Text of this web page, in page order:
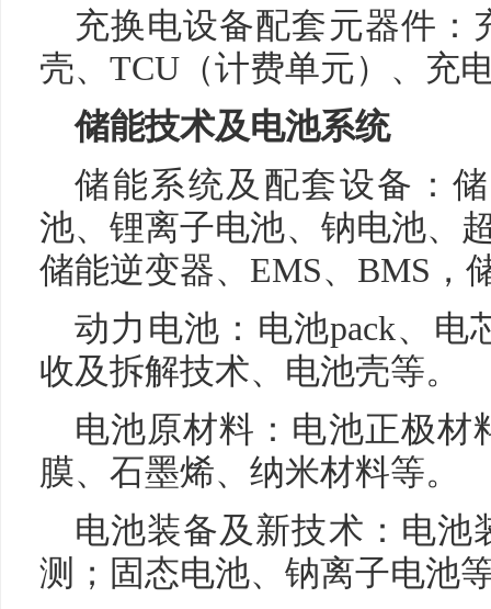
充换电设备配套元器件：
壳、TCU（计费单元）、充
储能技术及电池系统
储能系统及配套设备：
池、锂离子电池、钠电池、
储能逆变器、EMS、BMS，
动力电池：电池pack、
收及拆解技术、电池壳等。
电池原材料：电池正极材
膜、石墨烯、纳米材料等。
电池装备及新技术：电池
测；固态电池、钠离子电池